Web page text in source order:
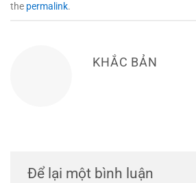
the permalink.
KHẮC BẢN
Để lại một bình luận